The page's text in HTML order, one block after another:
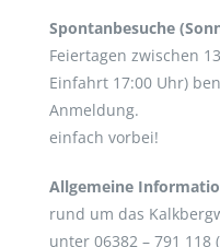
Spontanbesuche
Feiertagen zwischen
Einfahrt 17:00 Uhr)
Anmeldung.
einfach vorbei!
Allgemeine
rund um das
unter 06382 – 791